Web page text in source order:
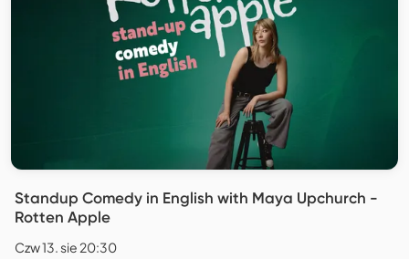
Standup Comedy in English with Maya Upchurch -
Rotten Apple
Czw 13. sie 20:30